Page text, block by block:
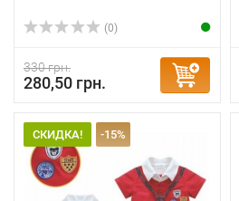
(0)
330 грн.
280,50 грн.
СКИДКА! -15%